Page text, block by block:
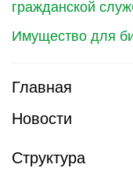
гражданской
Имущество для
Главная
Новости
Структура